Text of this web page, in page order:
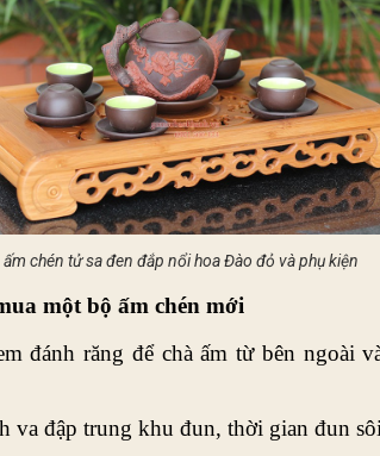
ấm chén tử sa đen đắp nổi hoa Đào đỏ và phụ kiện
một bộ ấm chén mới
đánh răng để chà ấm từ bên ngoài
va đập trung khu đun, thời gian đun